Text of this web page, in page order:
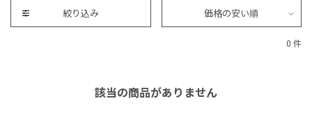
絞り込み 価格の安い順
0 件
該当の商品がありません